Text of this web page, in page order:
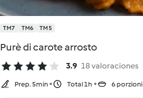
TM7 TM6 TM5
Purè di carote arrosto
3.9 18 valoraciones
Prep. 5min Total 1h 6 porzioni